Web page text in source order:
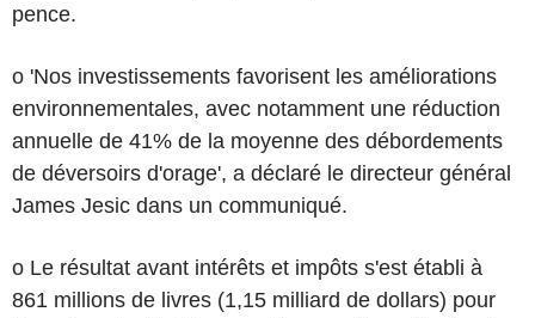
pence.
o 'Nos investissements favorisent les améliorations
environnementales, avec notamment une réduction
annuelle de 41% de la moyenne des débordements
de déversoirs d'orage', a déclaré le directeur général
James Jesic dans un communiqué.
o Le résultat avant intérêts et impôts s'est établi à
861 millions de livres (1,15 milliard de dollars) pour